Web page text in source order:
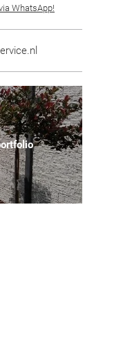
WhatsApp!